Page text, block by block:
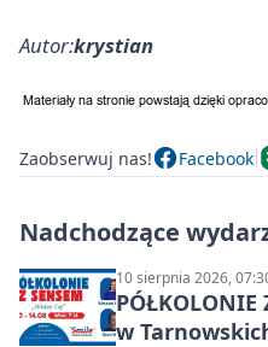
Autor:krystian
Zaobserwuj nas! Facebook
Nadchodzące
10 sierpnia 2026,
PÓŁKOLONIE
w